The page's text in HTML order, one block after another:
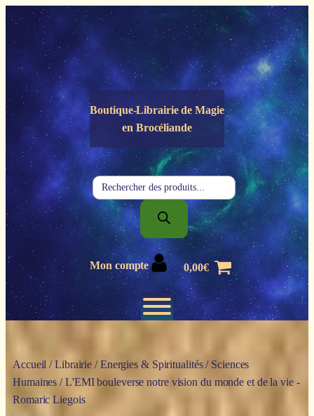
Panneau de gestion des cookies
Boutique-Librairie deMagie
en Brocéliande
Recherche
de
produits
Mon compte 0,00€
Accueil /Librairie /Energies & Spiritualités/ Sciences
Humaines / L'EMI bouleverse notre vision du monde et de la vie -
Romaric Liegois